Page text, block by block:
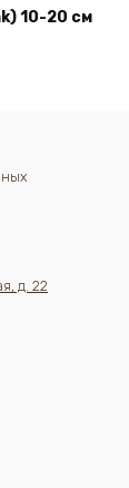
10-20 см
д. 22